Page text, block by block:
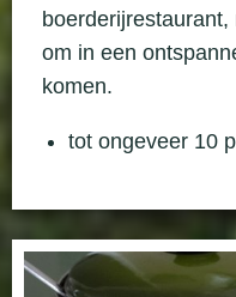
om in een
komen.
tot ongeveer 10